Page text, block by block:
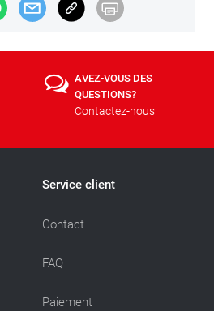
AVEZ-VOUS DES
QUESTIONS?
Contactez-nous
Service client
Contact
FAQ
Paiement